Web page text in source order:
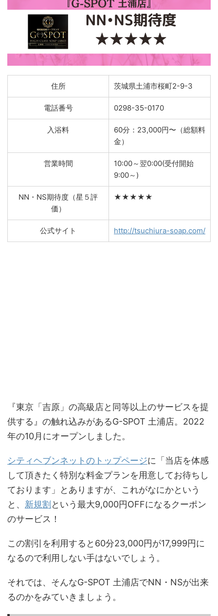
住所 茨城県土浦市桜町2-9-3
電話番号 0298-35-0170
入浴料
60分：23,000円〜（総額料
金）
営業時間
10:00～翌0:00(受付開始
9:00～)
NN・NS期待度（星５評
価）
★★★★★
公式サイト http://tsuchiura-soap.com/
『東京「吉原」の高級店と同等以上のサービスを提
供する』の触れ込みがあるG-SPOT 土浦店。2022
年の10月にオープンしました。
シティヘブンネットのトップページに「当店を体感
して頂きたく特別な料金プランを用意してお待ちし
ております」とありますが、これがなにかという
と、 新規割 という最大9,000円OFFになるクーポン
のサービス！
この割引を利用すると60分23,000円が17,999円に
なるので利用しない手はないでしょう。
それでは、そんなG-SPOT 土浦店でNN・NSが出来
るのかをみていきましょう。